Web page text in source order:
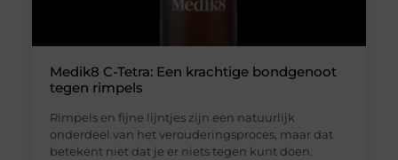
Medik8 C-Tetra: Een krachtige bondgenoot
tegen rimpels
Rimpels en fijne lijntjes zijn een natuurlijk
onderdeel van het verouderingsproces, maar dat
betekent niet dat je er niets tegen kunt doen.